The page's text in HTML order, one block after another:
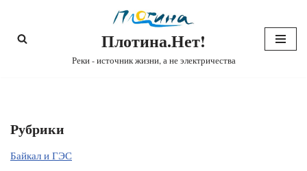
Перейти
Плотина.Нет!
Реки - источник жизни, а не электричества
Рубрики
Байкал и ГЭС